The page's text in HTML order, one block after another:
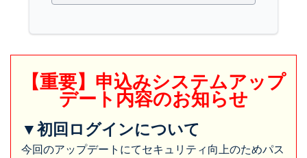
【重要】申込みシステムアップ
デート内容のお知らせ
▼初回ログインについて
今回のアップデートにてセキュリティ向上のためパス